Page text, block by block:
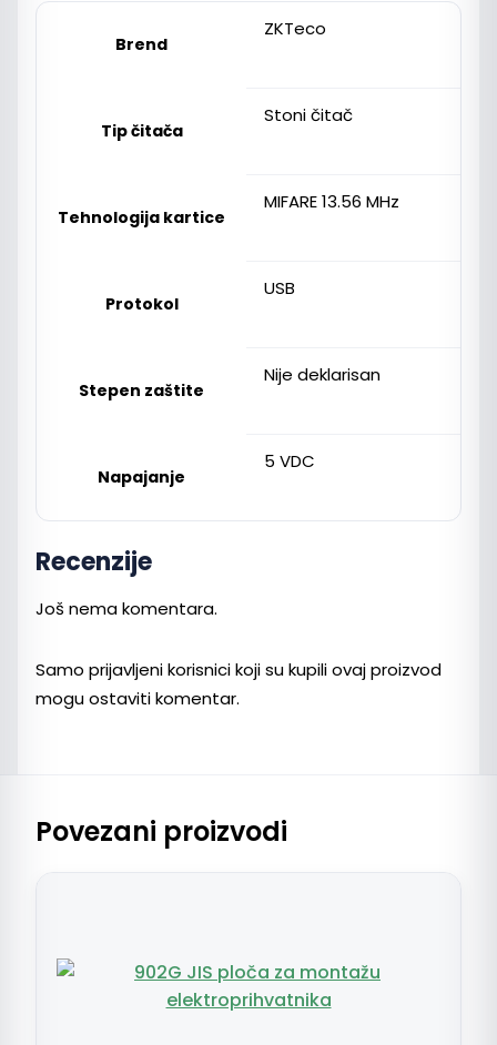
Brend
ZKTeco
Tip čitača
Stoni čitač
Tehnologija kartice
MIFARE 13.56 MHz
Protokol
USB
Stepen zaštite
Nije deklarisan
Napajanje
5 VDC
Recenzije
Još nema komentara.
Samo prijavljeni korisnici koji su kupili ovaj proizvod
mogu ostaviti komentar.
Povezani proizvodi